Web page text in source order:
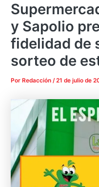
y Sapolio
fidelidad de
sorteo de
Por Redacción/21 de julio de